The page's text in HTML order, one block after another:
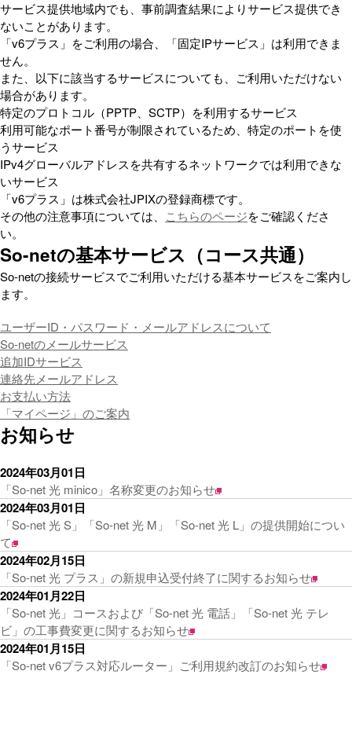
サービス提供地域内でも、事前調査結果によりサービス提供でき
ないことがあります。
「v6プラス」をご利用の場合、「固定IPサービス」は利用できま
せん。
また、以下に該当するサービスについても、ご利用いただけない
場合があります。
特定のプロトコル（PPTP、SCTP）を利用するサービス
利用可能なポート番号が制限されているため、特定のポートを使
うサービス
IPv4グローバルアドレスを共有するネットワークでは利用できな
いサービス
「v6プラス」は株式会社JPIXの登録商標です。
その他の注意事項については、 こちらのページをご確認くださ
い。
So-netの基本サービス（コース共通）
So-netの接続サービスでご利用いただける基本サービスをご案内し
ます。
ユーザーID・パスワード・メールアドレスについて
So-netのメールサービス
追加IDサービス
連絡先メールアドレス
お支払い方法
「マイページ」のご案内
お知らせ
2024年03月01日
「So-net 光 minico」名称変更のお知らせ
2024年03月01日
「So-net 光 S」「So-net 光 M」「So-net 光 L」の提供開始につい
て
2024年02月15日
「So-net 光 プラス」の新規申込受付終了に関するお知らせ
2024年01月22日
「So-net 光」コースおよび「So-net 光 電話」「So-net 光 テレ
ビ」の工事費変更に関するお知らせ
2024年01月15日
「So-net v6プラス対応ルーター」ご利用規約改訂のお知らせ